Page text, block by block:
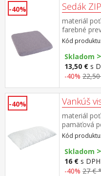
-40% Sedák
materiál
farebné
na
prateľný do
polyester
Kód
Skladom >
13,50 € s
-40%
-40% Vankúš
materiál
pamäťová
MEMORY
elegantne
Kód
Skladom >
16 € s DPH
-40% 27 €